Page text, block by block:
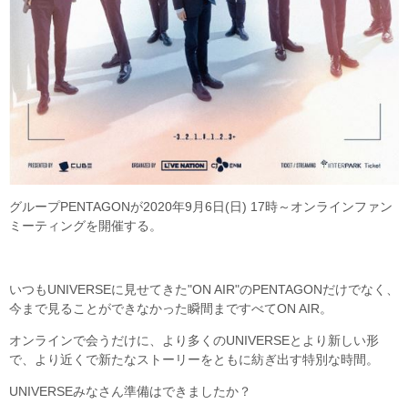
グループPENTAGONが2020年9月6日(日) 17時～オンラインファン
ミーティングを開催する。
いつもUNIVERSEに見せてきた"ON AIR"のPENTAGONだけでなく、
今まで見ることができなかった瞬間まですべてON AIR。
オンラインで会うだけに、より多くのUNIVERSEとより新しい形
で、より近くで新たなストーリーをともに紡ぎ出す特別な時間。
UNIVERSEみなさん準備はできましたか？